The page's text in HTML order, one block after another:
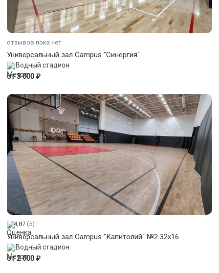
отзывов пока нет
Универсальный зал Campus "Синергия"
Водный стадион
от 3 000 ₽
4,87 (5)
Универсальный зал Campus "Капитолий" №2 32x16
Водный стадион
от 2 000 ₽